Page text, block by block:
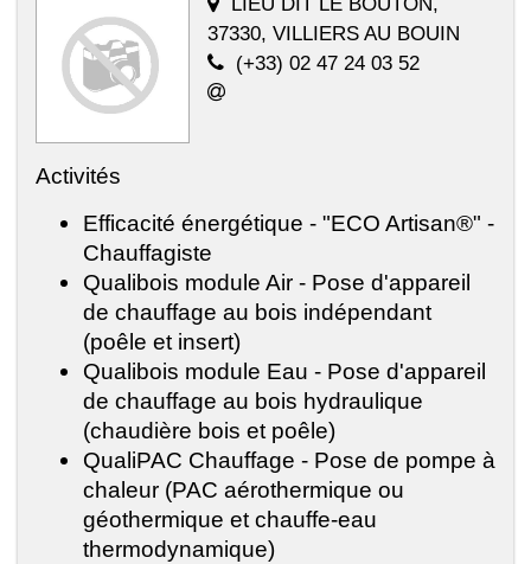
37330, VILLIERS AU BOUIN
(+33) 02 47 24 03 52
Activités
Efficacité énergétique - "ECO Artisan®" -
Chauffagiste
Qualibois module Air - Pose d'appareil
de chauffage au bois indépendant
(poêle et insert)
Qualibois module Eau - Pose d'appareil
de chauffage au bois hydraulique
(chaudière bois et poêle)
QualiPAC Chauffage - Pose de pompe à
chaleur (PAC aérothermique ou
géothermique et chauffe-eau
thermodynamique)